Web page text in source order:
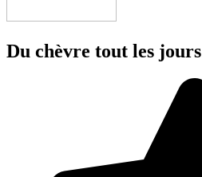
Du chèvre tout les jours